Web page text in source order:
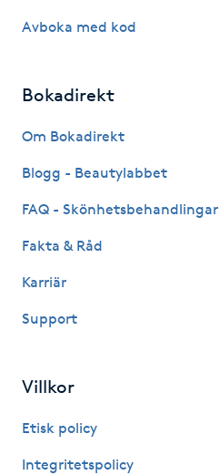
Hollywood Peel
Hot yoga
Hudföryngring
Hudvård
Hyaluronsyra
Hyperhidros
Hypnos
Avboka med kod
Bokadirekt
Om Bokadirekt
Blogg - Beautylabbet
FAQ - Skönhetsbehandlingar
Fakta & Råd
Karriär
Support
Villkor
Etisk policy
Integritetspolicy